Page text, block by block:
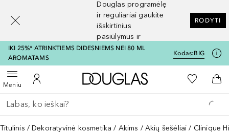
Douglas programėlę
ir reguliariai gaukite
išskirtinius
pasiūlymus ir
nuolaidas
RODYTI
IKI 25%* ATRINKTIEMS DIDESNIEMS NEI 80 ML
AROMATAMS
Kodas:BIG
MeniuAtidaryti meniuĮ mano paskyrą
Į Douglas pagrindinį
Į mano
Į
Grįžk atgal
Vykdykite paiešką
Titulinis Dekoratyvinė kosmetika Akims Akių šešėliai Clinique
[navigation.slideout.screenreader]